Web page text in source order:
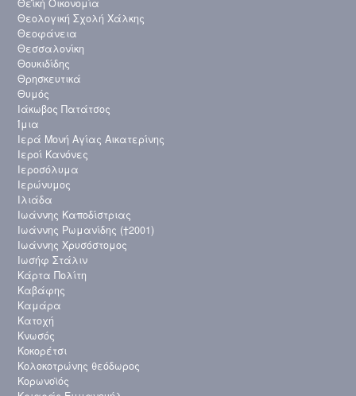
Θεολογική Σχολή Χάλκης
Θεοφάνεια
Θεσσαλονίκη
Θουκιδίδης
Θρησκευτικά
Θυμός
Ιάκωβος Πατάτσος
Ίμια
Ιερά Μονή Αγίας Αικατερίνης
Ιεροί Κανόνες
Ιεροσόλυμα
Ιερώνυμος
Ιλιάδα
Ιωάννης Καποδίστριας
Ιωάννης Ρωμανίδης (†2001)
Ιωάννης Χρυσόστομος
Ιωσήφ Στάλιν
Κάρτα Πολίτη
Καβάφης
Καμάρα
Κατοχή
Κνωσός
Κοκορέτσι
Κολοκοτρώνης θεόδωρος
Κορωνοϊός